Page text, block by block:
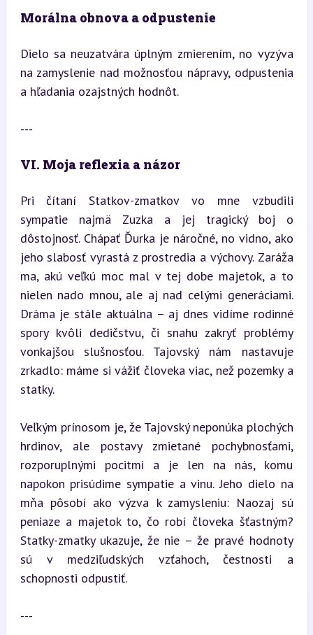
Morálna obnova a odpustenie
Dielo sa neuzatvára úplným zmierením, no vyzýva
na zamyslenie nad možnosťou nápravy, odpustenia
a hľadania ozajstných hodnôt.
---
VI. Moja reflexia a názor
Pri čítaní Statkov-zmatkov vo mne vzbudili
sympatie najmä Zuzka a jej tragický boj o
dôstojnosť. Chápať Ďurka je náročné, no vidno, ako
jeho slabosť vyrastá z prostredia a výchovy. Zaráža
ma, akú veľkú moc mal v tej dobe majetok, a to
nielen nado mnou, ale aj nad celými generáciami.
Dráma je stále aktuálna – aj dnes vidíme rodinné
spory kvôli dedičstvu, či snahu zakryť problémy
vonkajšou slušnosťou. Tajovský nám nastavuje
zrkadlo: máme si vážiť človeka viac, než pozemky a
statky.
Veľkým prínosom je, že Tajovský neponúka plochých
hrdinov, ale postavy zmietané pochybnosťami,
rozporuplnými pocitmi a je len na nás, komu
napokon prisúdime sympatie a vinu. Jeho dielo na
mňa pôsobí ako výzva k zamysleniu: Naozaj sú
peniaze a majetok to, čo robí človeka šťastným?
Statky-zmatky ukazuje, že nie – že pravé hodnoty
sú v medziľudských vzťahoch, čestnosti a
schopnosti odpustiť.
---